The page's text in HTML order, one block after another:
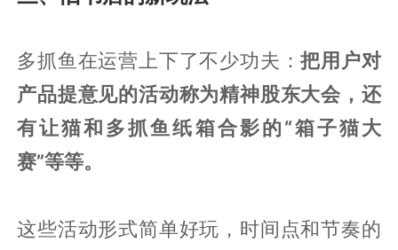
多抓鱼在运营上下了不少功夫：把用户对
产品提意见的活动称为精神股东大会，还
有让猫和多抓鱼纸箱合影的“箱子猫大
赛”等等。
这些活动形式简单好玩，时间点和节奏的